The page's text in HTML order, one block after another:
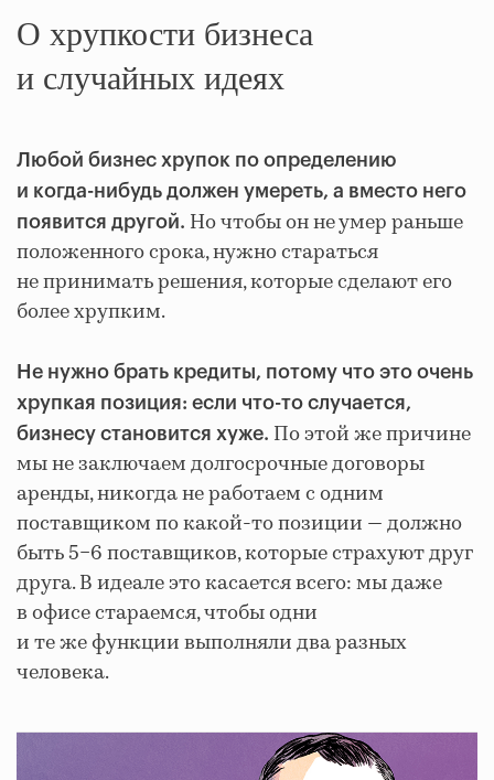
О хрупкости бизнеса
и случайных идеях
Любой бизнес хрупок по определению
и когда-нибудь должен умереть, а вместо него
появится другой. Но чтобы он не умер раньше
положенного срока, нужно стараться
не принимать решения, которые сделают его
более хрупким.
Не нужно брать кредиты, потому что это очень
хрупкая позиция: если что-то случается,
бизнесу становится хуже. По этой же причине
мы не заключаем долгосрочные договоры
аренды, никогда не работаем с одним
поставщиком по какой-то позиции — должно
быть 5−6 поставщиков, которые страхуют друг
друга. В идеале это касается всего: мы даже
в офисе стараемся, чтобы одни
и те же функции выполняли два разных
человека.